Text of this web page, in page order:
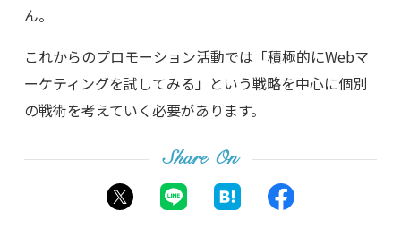
ん。
これからのプロモーション活動では「積極的にWebマ
ーケティングを試してみる」という戦略を中心に個別
の戦術を考えていく必要があります。
Share On